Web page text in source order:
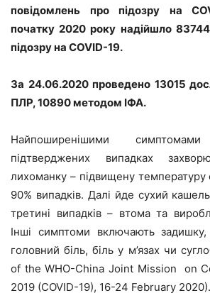
повідомлень про підозру на
початку 2020 року надійшло
підозру на COVID-19.
За 24.06.2020 проведено 13015
ПЛР, 10890 методом ІФА.
Найпоширенішими
підтверджених випадках
лихоманку – підвищену температуру
90% випадків. Далі йде сухий
третині випадків – втома та
Інші симптоми включають
головний біль, біль у м’язах чи
of the WHO-China Joint Mission on
2019 (COVID-19), 16-24 February 2020).